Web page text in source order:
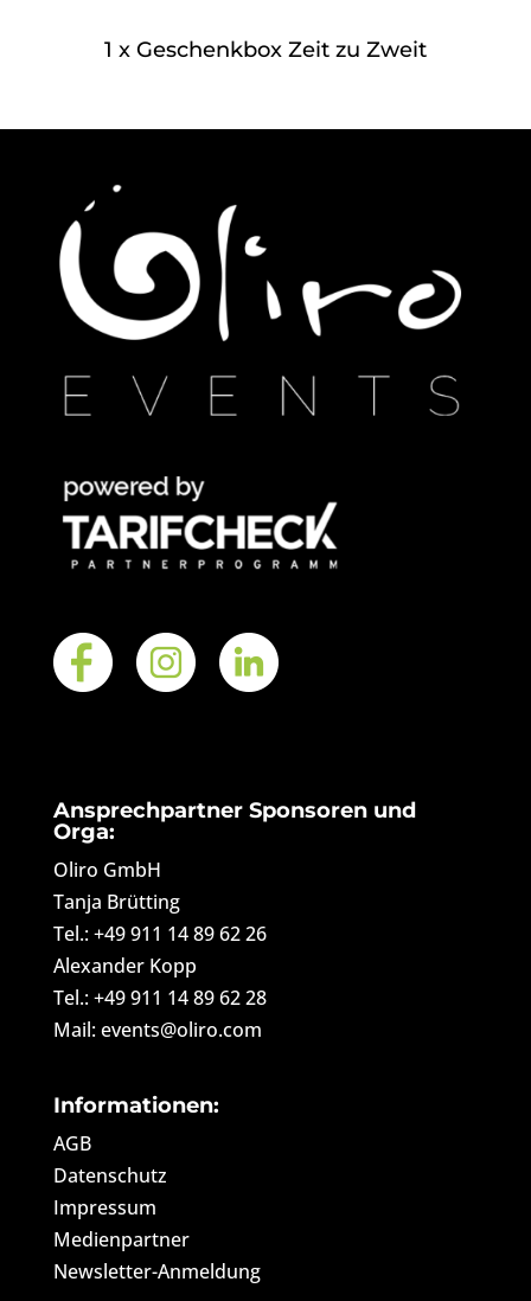
1 x Geschenkbox Zeit zu Zweit
Ansprechpartner Sponsoren und
Orga:
Oliro GmbH
Tanja Brütting
Tel.: +49 911 14 89 62 26
Alexander Kopp
Tel.: +49 911 14 89 62 28
Mail: events@oliro.com
Informationen:
AGB
Datenschutz
Impressum
Medienpartner
Newsletter-Anmeldung